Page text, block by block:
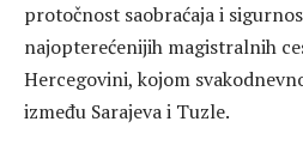
protočnost saobraćaja i
najopterećenijih magistralnih
Hercegovini, kojom
između Sarajeva i Tuzle.